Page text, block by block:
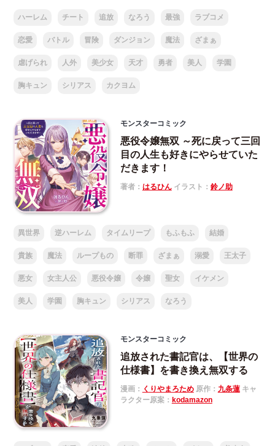
ハーレム チート 追放 なろう 最強 ラブコメ
恋愛 バトル 冒険 ダンジョン 魔法 ざまぁ
虐げられ 人外 美少女 天才 勇者 美人 学園
胸キュン シリアス カクヨム
モンスターコミック
悪役令嬢無双 ～死に戻って三回
目の人生も好きにやらせていた
だきます！
著者： はるひんイラスト： 鈴ノ助
異世界 逆ハーレム タイムリープ もふもふ 結婚
貴族 魔法 ループもの 断罪 ざまぁ 溺愛 王太子
悪女 女主人公 悪役令嬢 令嬢 聖女 イケメン
美人 学園 胸キュン シリアス なろう
モンスターコミック
追放された書記官は、【世界の
仕様書】を書き換え無双する
漫画： くりやまろため原作： 九条蓮キャ
ラクター原案： kodamazon